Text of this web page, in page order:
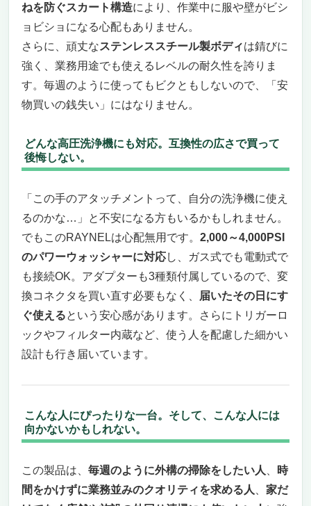
ねを防ぐスカート構造により、作業中に服や壁がビシ
ョビショになる心配もありません。
さらに、頑丈なステンレススチール製ボディは錆びに
強く、業務用途でも使えるレベルの耐久性を誇りま
す。毎週のように使ってもビクともしないので、「安
物買いの銭失い」にはなりません。
どんな高圧洗浄機にも対応。互換性の広さで買って
後悔しない。
「この手のアタッチメントって、自分の洗浄機に使え
るのかな…」と不安になる方もいるかもしれません。
でもこのRAYNELは心配無用です。 2,000～4,000PSI
のパワーウォッシャーに対応し、ガス式でも電動式で
も接続OK。アダプターも3種類付属しているので、変
換コネクタを買い直す必要もなく、
届いたその日にす
ぐ使えるという安心感があります。さらにトリガーロ
ックやフィルター内蔵など、使う人を配慮した細かい
設計も行き届いています。
こんな人にぴったりな一台。そして、こんな人には
向かないかもしれない。
この製品は、 毎週のように外構の掃除をしたい人
時
間をかけずに業務並みのクオリティを求める人
家だ